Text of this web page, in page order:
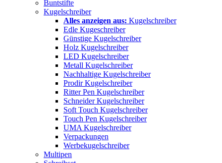
Buntstifte
Kugelschreiber
Alles anzeigen aus: Kugelschreiber
Edle Kugeschreiber
Günstige Kugelschreiber
Holz Kugelschreiber
LED Kugelschreiber
Metall Kugelschreiber
Nachhaltige Kugelschreiber
Prodir Kugelschreiber
Ritter Pen Kugelschreiber
Schneider Kugelschreiber
Soft Touch Kugelschreiber
Touch Pen Kugelschreiber
UMA Kugelschreiber
Verpackungen
Werbekugelschreiber
Multipen